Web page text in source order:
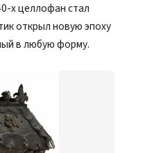
х целлофан стал
открыл новую эпоху
в любую форму.